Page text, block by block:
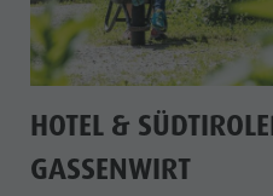
HOTEL &
GASSENWIRT